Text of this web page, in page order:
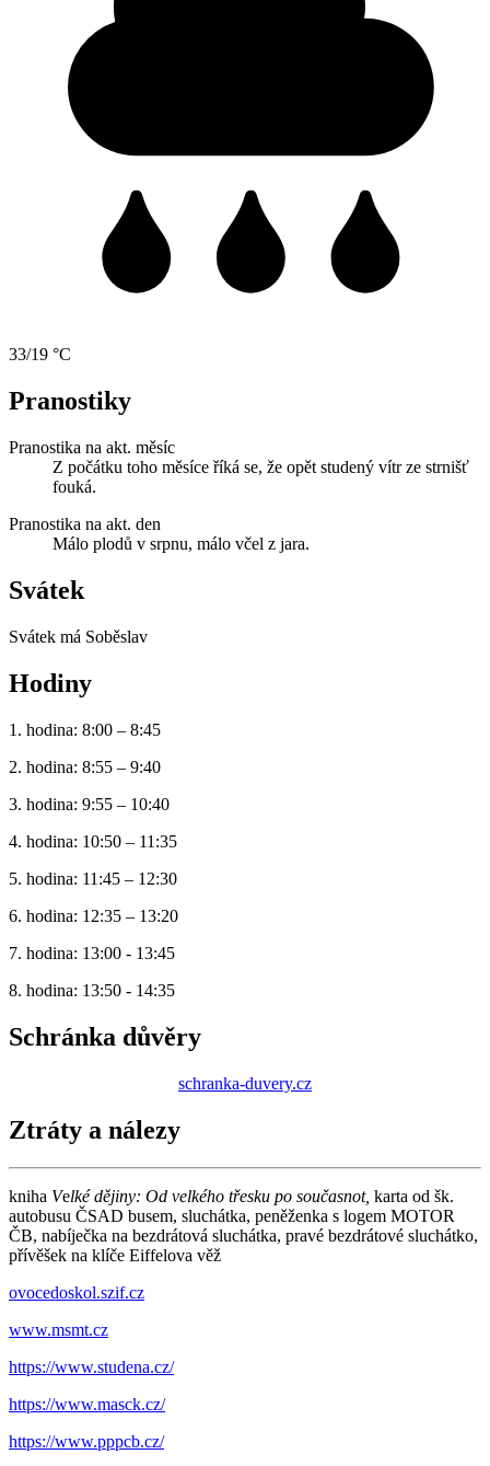
33/19 °C
Pranostiky
Pranostika na akt. měsíc
Z počátku toho měsíce říká se, že opět studený vítr ze strnišť
fouká.
Pranostika na akt. den
Málo plodů v srpnu, málo včel z jara.
Svátek
Svátek má Soběslav
Hodiny
1. hodina: 8:00 – 8:45
2. hodina: 8:55 – 9:40
3. hodina: 9:55 – 10:40
4. hodina: 10:50 – 11:35
5. hodina: 11:45 – 12:30
6. hodina: 12:35 – 13:20
7. hodina: 13:00 - 13:45
8. hodina: 13:50 - 14:35
Schránka důvěry
schranka-duvery.cz
Ztráty a nálezy
kniha Velké dějiny: Od velkého třesku po současnot, karta od šk.
autobusu ČSAD busem, sluchátka, peněženka s logem MOTOR
ČB, nabíječka na bezdrátová sluchátka, pravé bezdrátové sluchátko,
přívěšek na klíče Eiffelova věž
ovocedoskol.szif.cz
www.msmt.cz
https://www.studena.cz/
https://www.masck.cz/
https://www.pppcb.cz/